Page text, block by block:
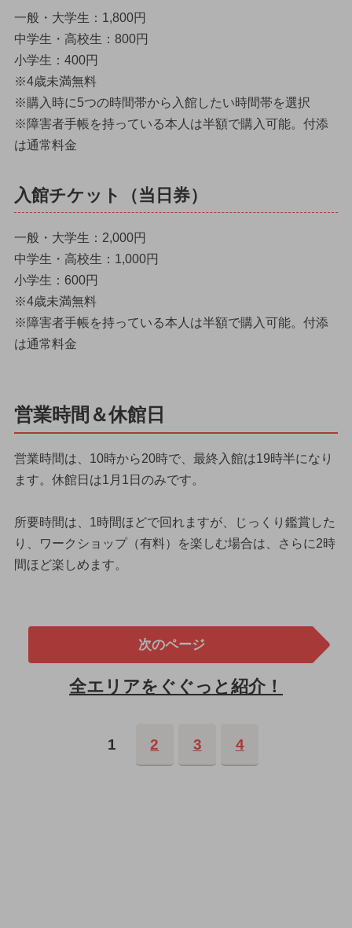
一般・大学生：1,800円
中学生・高校生：800円
小学生：400円
※4歳未満無料
※購入時に5つの時間帯から入館したい時間帯を選択
※障害者手帳を持っている本人は半額で購入可能。付添
は通常料金
入館チケット（当日券）
一般・大学生：2,000円
中学生・高校生：1,000円
小学生：600円
※4歳未満無料
※障害者手帳を持っている本人は半額で購入可能。付添
は通常料金
営業時間＆休館日
営業時間は、10時から20時で、最終入館は19時半になり
ます。休館日は1月1日のみです。
所要時間は、1時間ほどで回れますが、じっくり鑑賞した
り、ワークショップ（有料）を楽しむ場合は、さらに2時
間ほど楽しめます。
次のページ
全エリアをぐぐっと紹介！
1 2 3 4